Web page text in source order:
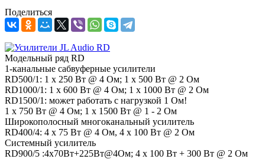
Поделиться
Модельный ряд RD
1-канальные сабвуферные усилители
RD500/1: 1 x 250 Вт @ 4 Ом; 1 x 500 Вт @ 2 Ом
RD1000/1: 1 x 600 Вт @ 4 Ом; 1 x 1000 Вт @ 2 Ом
RD1500/1: может работать с нагрузкой 1 Ом!
1 x 750 Вт @ 4 Ом; 1 x 1500 Вт @ 1 - 2 Ом
Широкополосный многоканальный усилитель
RD400/4: 4 х 75 Вт @ 4 Ом, 4 х 100 Вт @ 2 Ом
Системный усилитель
RD900/5 :4x70Вт+225Вт@4Ом; 4 x 100 Вт + 300 Вт @ 2 Ом